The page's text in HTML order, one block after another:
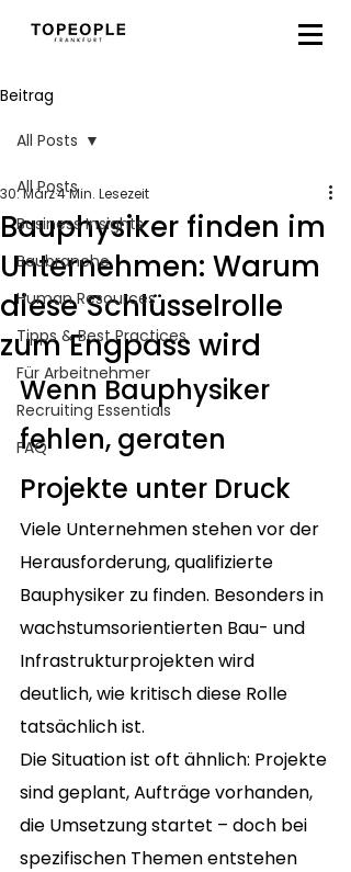
Beitrag
All Posts
Business Insights
Baubranche
Human Resources
Tipps & Best Practices
Für Arbeitnehmer
Recruiting Essentials
FAQ
All Posts
Bauphysiker finden im
Unternehmen: Warum
diese Schlüsselrolle
zum Engpass wird
30. März4 Min. Lesezeit
Wenn Bauphysiker
fehlen, geraten
Projekte unter Druck
Viele Unternehmen stehen vor der
Herausforderung, qualifizierte
Bauphysiker zu finden. Besonders in
wachstumsorientierten Bau- und
Infrastrukturprojekten wird
deutlich, wie kritisch diese Rolle
tatsächlich ist.
Die Situation ist oft ähnlich: Projekte
sind geplant, Aufträge vorhanden,
die Umsetzung startet – doch bei
spezifischen Themen entstehen